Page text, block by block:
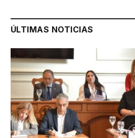
ÚLTIMAS NOTICIAS